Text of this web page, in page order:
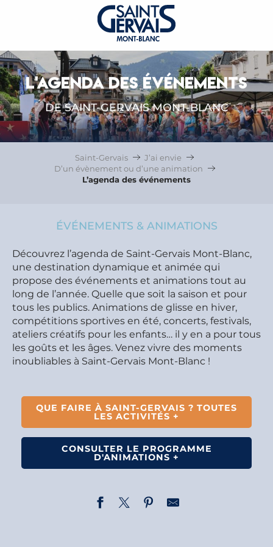
L'AGENDA DES ÉVÉNEMENTS
DE SAINT-GERVAIS MONT-BLANC
Saint-Gervais
J’ai envie
D’un évènement ou d’une animation
L’agenda des événements
ÉVÉNEMENTS & ANIMATIONS
Découvrez l’agenda de Saint-Gervais Mont-Blanc,
une destination dynamique et animée qui
propose des événements et animations tout au
long de l’année. Quelle que soit la saison et pour
tous les publics. Animations de glisse en hiver,
compétitions sportives en été, concerts, festivals,
ateliers créatifs pour les enfants… il y en a pour tous
les goûts et les âges. Venez vivre des moments
inoubliables à Saint-Gervais Mont-Blanc !
QUE FAIRE À SAINT-GERVAIS ? TOUTES
LES ACTIVITÉS +
CONSULTER LE PROGRAMME
D'ANIMATIONS +